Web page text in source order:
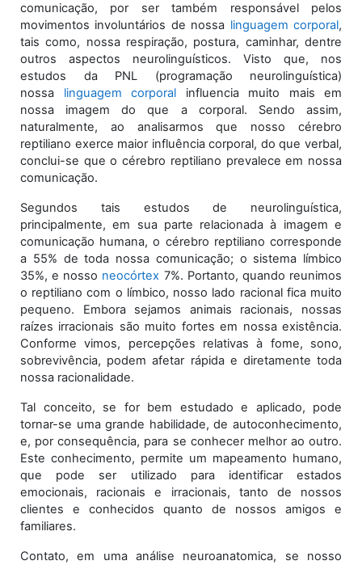
comunicação, por ser também responsável pelos
movimentos involuntários de nossa linguagem corporal,
tais como, nossa respiração, postura, caminhar, dentre
outros aspectos neurolinguísticos. Visto que, nos
estudos da PNL (programação neurolinguística)
nossa linguagem corporal influencia muito mais em
nossa imagem do que a corporal. Sendo assim,
naturalmente, ao analisarmos que nosso cérebro
reptiliano exerce maior influência corporal, do que verbal,
conclui-se que o cérebro reptiliano prevalece em nossa
comunicação.
Segundos tais estudos de neurolinguística,
principalmente, em sua parte relacionada à imagem e
comunicação humana, o cérebro reptiliano corresponde
a 55% de toda nossa comunicação; o sistema límbico
35%, e nosso neocórtex 7%. Portanto, quando reunimos
o reptiliano com o límbico, nosso lado racional fica muito
pequeno. Embora sejamos animais racionais, nossas
raízes irracionais são muito fortes em nossa existência.
Conforme vimos, percepções relativas à fome, sono,
sobrevivência, podem afetar rápida e diretamente toda
nossa racionalidade.
Tal conceito, se for bem estudado e aplicado, pode
tornar-se uma grande habilidade, de autoconhecimento,
e, por consequência, para se conhecer melhor ao outro.
Este conhecimento, permite um mapeamento humano,
que pode ser utilizado para identificar estados
emocionais, racionais e irracionais, tanto de nossos
clientes e conhecidos quanto de nossos amigos e
familiares.
Contato, em uma análise neuroanatomica, se nosso